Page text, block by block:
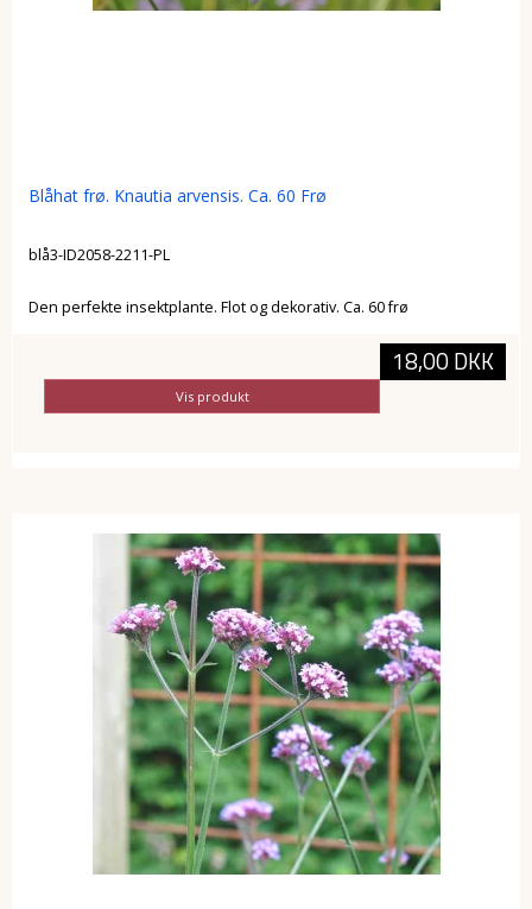
Blåhat frø. Knautia arvensis. Ca. 60 Frø
blå3-ID2058-2211-PL
Den perfekte insektplante. Flot og dekorativ. Ca. 60 frø
18,00 DKK
Vis produkt